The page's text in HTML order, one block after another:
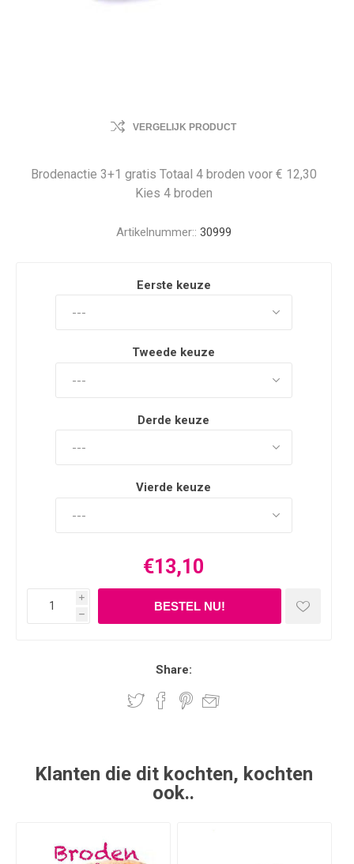
VERGELIJK PRODUCT
Brodenactie 3+1 gratis Totaal 4 broden voor € 12,30
Kies 4 broden
Artikelnummer:: 30999
Eerste keuze
Tweede keuze
Derde keuze
Vierde keuze
€13,10
i
h
Share:
Klanten die dit kochten, kochten
ook..